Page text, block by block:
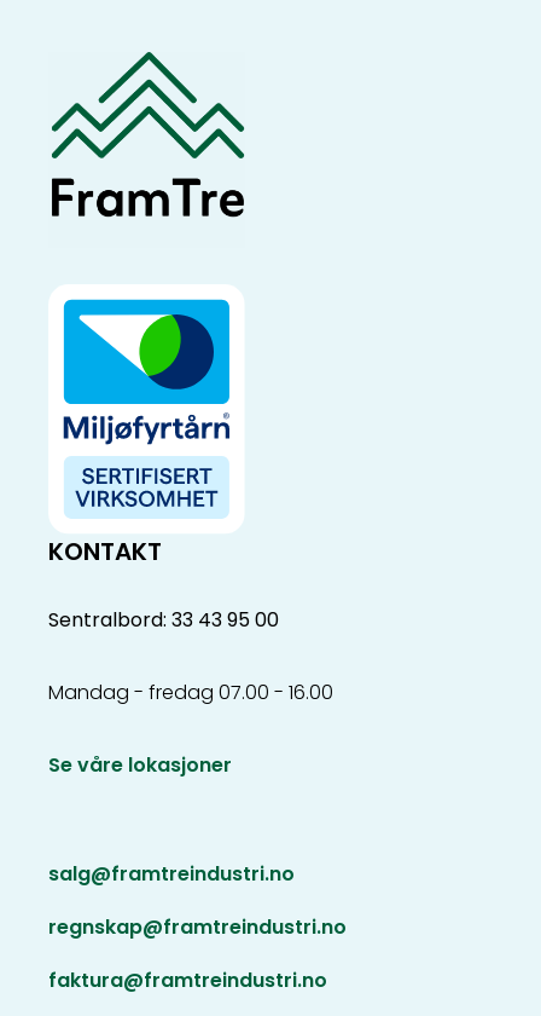
KONTAKT
Sentralbord: 33 43 95 00
Mandag - fredag 07.00 - 16.00
Se våre lokasjoner
salg@framtreindustri.no
regnskap@framtreindustri.no
faktura@framtreindustri.no